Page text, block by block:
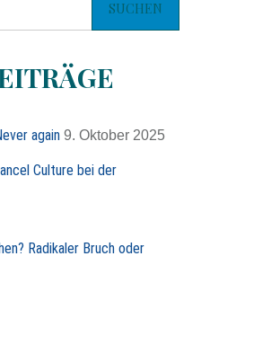
again 9. Oktober 2025
Culture bei der
Radikaler Bruch oder